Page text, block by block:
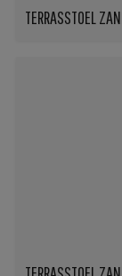
TERRASSTOEL